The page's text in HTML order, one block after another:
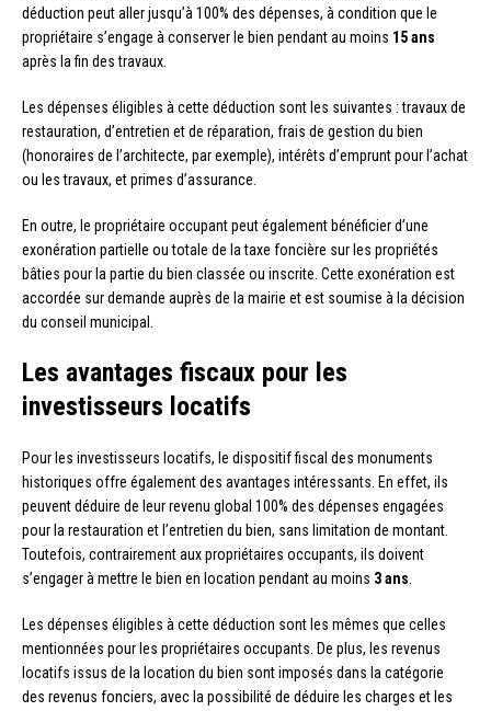
déduction peut aller jusqu’à 100% des dépenses, à condition que le
propriétaire s’engage à conserver le bien pendant au moins 15 ans
après la fin des travaux.
Les dépenses éligibles à cette déduction sont les suivantes : travaux de
restauration, d’entretien et de réparation, frais de gestion du bien
(honoraires de l’architecte, par exemple), intérêts d’emprunt pour l’achat
ou les travaux, et primes d’assurance.
En outre, le propriétaire occupant peut également bénéficier d’une
exonération partielle ou totale de la taxe foncière sur les propriétés
bâties pour la partie du bien classée ou inscrite. Cette exonération est
accordée sur demande auprès de la mairie et est soumise à la décision
du conseil municipal.
Les avantages fiscaux pour les
investisseurs locatifs
Pour les investisseurs locatifs, le dispositif fiscal des monuments
historiques offre également des avantages intéressants. En effet, ils
peuvent déduire de leur revenu global 100% des dépenses engagées
pour la restauration et l’entretien du bien, sans limitation de montant.
Toutefois, contrairement aux propriétaires occupants, ils doivent
s’engager à mettre le bien en location pendant au moins 3 ans
Les dépenses éligibles à cette déduction sont les mêmes que celles
mentionnées pour les propriétaires occupants. De plus, les revenus
locatifs issus de la location du bien sont imposés dans la catégorie
des revenus fonciers, avec la possibilité de déduire les charges et les